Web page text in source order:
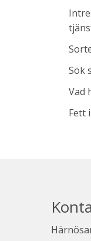
Sök
Vad
Fett